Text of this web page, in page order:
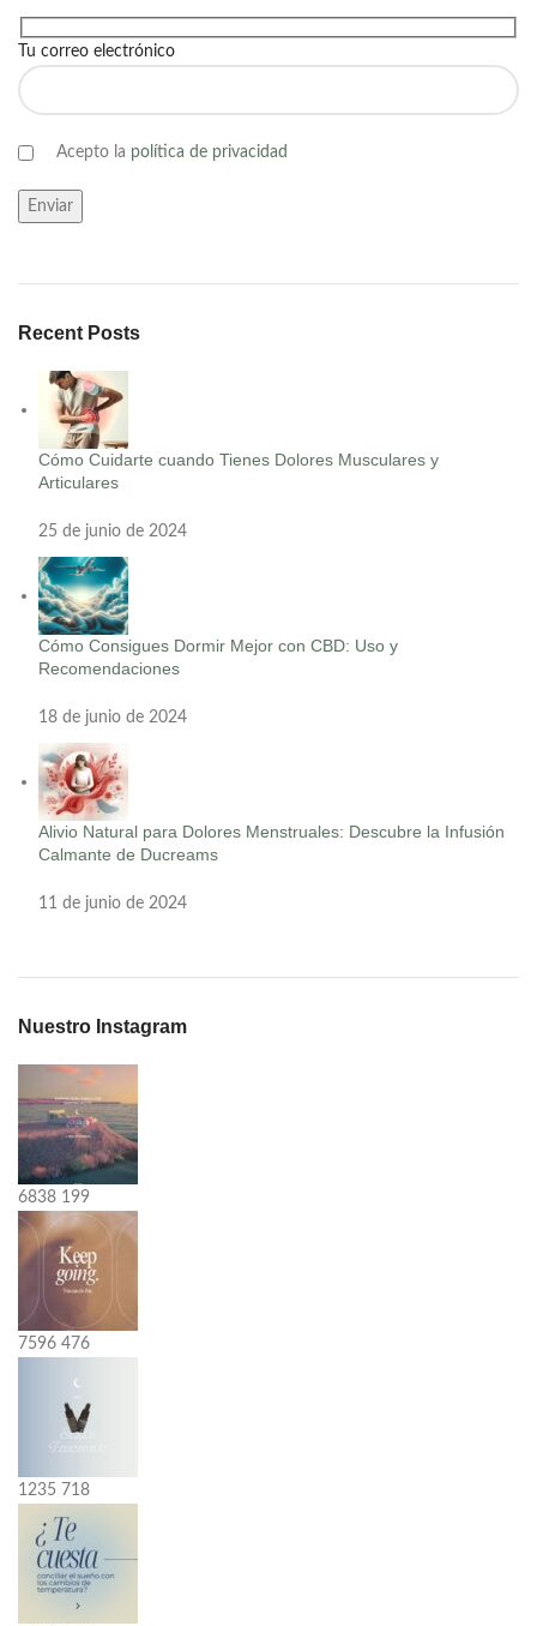
Tu correo electrónico
Acepto la política de privacidad
Recent Posts
Cómo Cuidarte cuando Tienes Dolores Musculares y
Articulares
25 de junio de 2024
Cómo Consigues Dormir Mejor con CBD: Uso y
Recomendaciones
18 de junio de 2024
Alivio Natural para Dolores Menstruales: Descubre la Infusión
Calmante de Ducreams
11 de junio de 2024
Nuestro Instagram
6838 199
7596 476
1235 718